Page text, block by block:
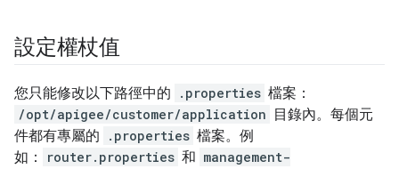
設定權杖值
您只能修改以下路徑中的 .properties 檔案：
/opt/apigee/customer/application 目錄內。每個元
件都有專屬的
.properties 檔案。例
如：
router.properties 和 management-